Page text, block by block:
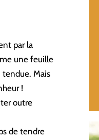
par la
une feuille
tendue. Mais
!
outre
de tendre